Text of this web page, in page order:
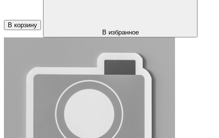
В корзину
В избранное